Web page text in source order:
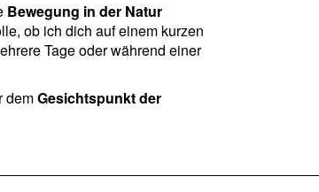
Bewegung in der Natur
ob ich dich auf einem kurzen
Tage oder während einer
demGesichtspunkt der